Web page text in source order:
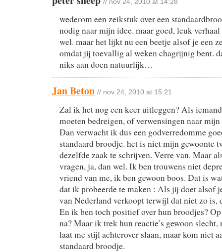
// nov 24, 2010 at 14:28
wederom een zeikstuk over een
nodig naar mijn idee. maar goed, leuk
wel. maar het lijkt nu een beetje alsof je een
omdat jij toevallig al weken chagrijnig bent.
niks aan doen natuurlijk…
Jan Beton // nov 24, 2010 at 15:21
Zal ik het nog een keer uitleggen? Als
moeten bedreigen, of verwensingen naar
Dan verwacht ik dus een godverredomme
standaard broodje. het is niet mijn gewoonte
dezelfde zaak te schrijven. Verre van. Maar
vragen, ja, dan wel. Ik ben trouwens niet
vriend van me, ik ben gewoon boos. Dat is
dat ik probeerde te maken : Als jij doet alsof
van Nederland verkoopt terwijl dat niet zo is,
En ik ben toch positief over hun broodjes?
na? Maar ik trek hun reactie’s gewoon slecht,
laat me stijl achterover slaan, maar kom niet
standaard broodje.